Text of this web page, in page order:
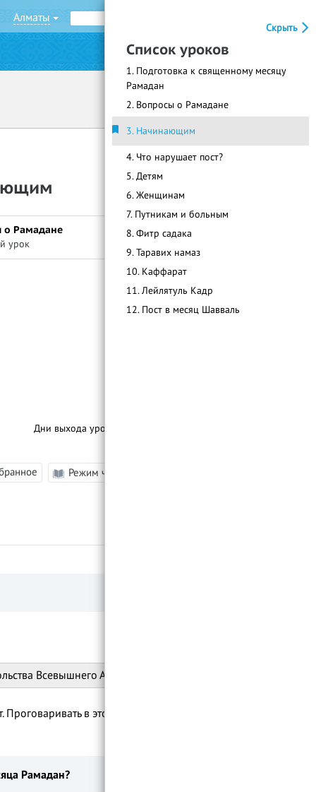
Алматы
Войти | Регистрация
о Рамадане
урок
Дни выхода уроков:
Режим чтения
Всевышнего Аллаха».
в этом случае
Рамадан?
Скрыть
Список уроков
1. Подготовка к священному месяцу
Рамадан
2. Вопросы о Рамадане
3. Начинающим
4. Что нарушает пост?
5. Детям
6. Женщинам
7. Путникам и больным
8. Фитр садака
9. Таравих намаз
10. Каффарат
11. Лейлятуль Кадр
12. Пост в месяц Шавваль